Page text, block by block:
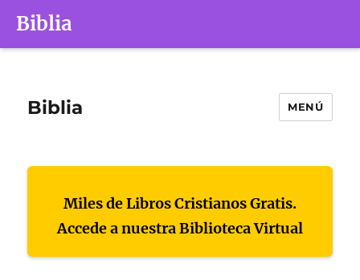
Biblia
Biblia MENÚ
Miles de Libros Cristianos Gratis.
Accede a nuestra Biblioteca Virtual